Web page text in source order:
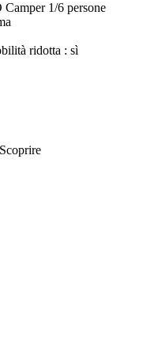
Camper 1/6 persone
ridotta : sì
Scoprire